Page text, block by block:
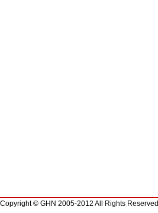
Copyright © GHN 2005-2012 All Rights Reserved